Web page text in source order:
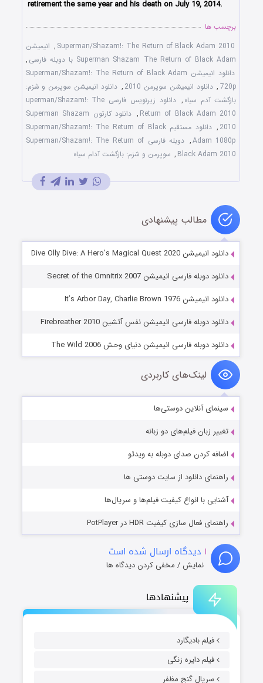
پیشنهادها
فیلم بادیگارد
فیلم دایره زنگی
سریال گنج مظفر
retirement the same year and his death on July 19, 2014.
برچسب ها
Superman/Shazam!: The Return of Black Adam 2010
, انیمیشن
Superman Shazam The Return of Black Adam با دوبله فارسی
,
دانلود انیمیشن Superman/Shazam!: The Return of Black Adam
720p
, دانلود انیمیشن سوپرمن 2010 , دانلود انیمیشن سوپرمن و شزم:
بازگشت آدم سیاه ,
دانلود زیرنویس فارسی uperman/Shazam!: The
Return of Black Adam 2010
,
دانلود کارتون Superman Shazam
2010
,
دانلود مستقیم Superman/Shazam!: The Return of Black
Adam 1080p
,
دوبله فارسی Superman/Shazam!: The Return of
Black Adam 2010
, سوپرمن و شزم: بازگشت آدام سیاه
مطالب پیشنهادی
دانلود انیمیشن Dive Olly Dive: A Hero’s Magical Quest 2020
دانلود دوبله فارسی انیمیشن Secret of the Omnitrix 2007
دانلود انیمیشن It’s Arbor Day, Charlie Brown 1976
دانلود دوبله فارسی انیمیشن نفس آتشین Firebreather 2010
دانلود دوبله فارسی انیمیشن دنیای وحش The Wild 2006
لینک‌های کاربردی
سینمای آنلاین دوستی‌ها
تغییر زبان فیلم‌های دو زبانه
اضافه کردن صدای دوبله به ویدئو
راهنمای دانلود از سایت دوستی ها
آشنایی با انواع کیفیت فیلم‌ها و سریال‌ها
راهنمای فعال سازی کیفیت HDR در PotPlayer
۱ دیدگاه ارسال شده است
نمایش / مخفی کردن دیدگاه ها